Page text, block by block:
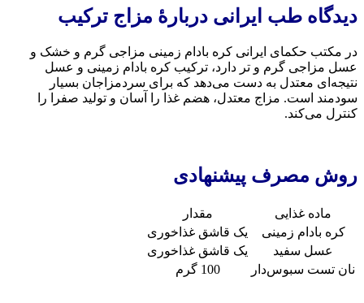
طب ایرانی دربارهٔ مزاج ترکیب
مکتب حکمای ایرانی کره بادام زمینی مزاجی گرم و خشک و
مزاجی گرم و تر دارد، ترکیب کره بادام زمینی و عسل
معتدل به دست می‌دهد که برای سردمزاجان بسیار
است. مزاج معتدل، هضم غذا را آسان و تولید صفرا را
می‌کند.
مصرف پیشنهادی
ماده غذایی
مقدار
کره بادام زمینی
یک قاشق غذاخوری
عسل سفید
یک قاشق غذاخوری
نان تست سبوس‌دار
100 گرم